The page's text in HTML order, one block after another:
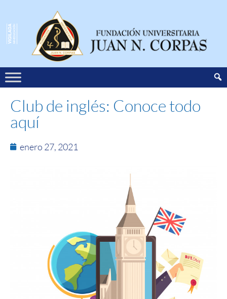
Club de inglés: Conoce todo
aquí
enero 27, 2021